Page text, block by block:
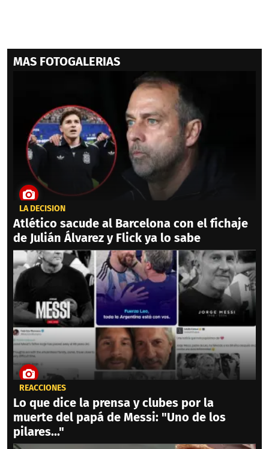
MAS FOTOGALERIAS
LA DECISIÓN
Atlético sacude al Barcelona con el fichaje
de Julián Álvarez y Flick ya lo sabe
REACCIONES
Lo que dice la prensa y clubes por la
muerte del papá de Messi: "Uno de los
pilares..."